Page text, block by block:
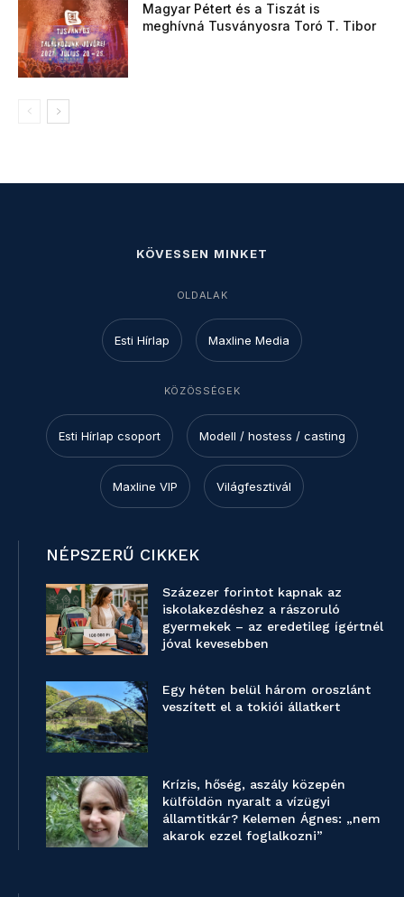
Magyar Pétert és a Tiszát is
meghívná Tusványosra Toró T. Tibor
KÖVESSEN MINKET
OLDALAK
Esti Hírlap Maxline Media
KÖZÖSSÉGEK
Esti Hírlap csoport Modell / hostess / casting
Maxline VIP Világfesztivál
NÉPSZERŰ CIKKEK
Százezer forintot kapnak az
iskolakezdéshez a rászoruló
gyermekek – az eredetileg ígértnél
jóval kevesebben
Egy héten belül három oroszlánt
veszített el a tokiói állatkert
Krízis, hőség, aszály közepén
külföldön nyaralt a vízügyi
államtitkár? Kelemen Ágnes: „nem
akarok ezzel foglalkozni”